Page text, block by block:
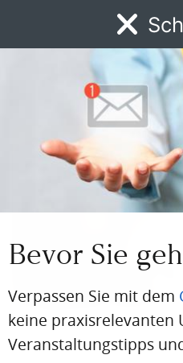
ÖGA-Präsident sowie
Akademie für
Foto: ©
BERUFSKRANKHEITEN
Arbeitsmedizin
Bevor Sie
Verpassen Sie mit dem
keine praxisrelevanten
Veranstaltungstipps